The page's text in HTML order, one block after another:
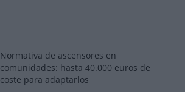
Normativa de ascensores en
comunidades: hasta 40.000 euros de
coste para adaptarlos